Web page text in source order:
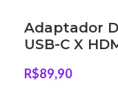
Adaptador
USB-C X
R$89,90